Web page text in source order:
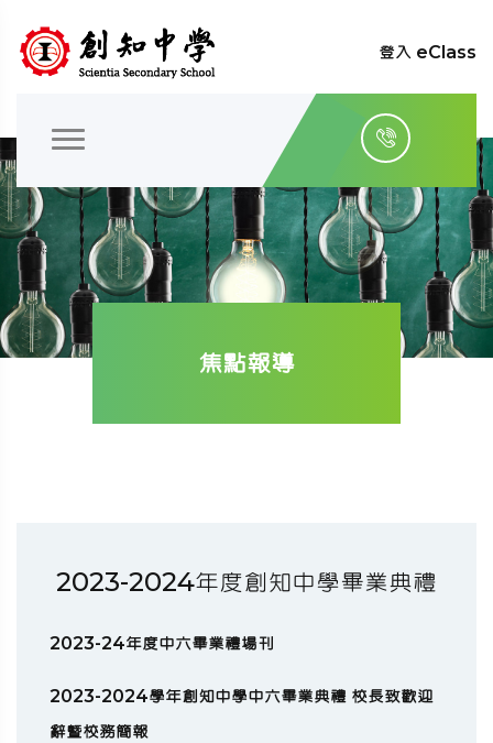
登入 eClass
焦點報導
2023-2024年度創知中學畢業典禮
2023-24年度中六畢業禮場刊
2023-2024學年創知中學中六畢業典禮 校長致歡迎
辭暨校務簡報